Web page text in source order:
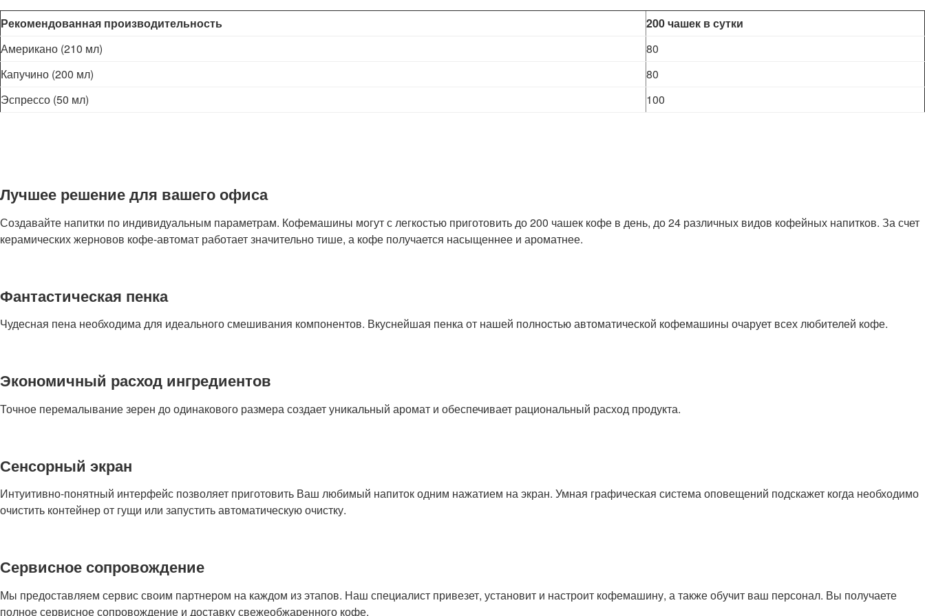
Рекомендованная производительность
200 чашек в сутки
Американо (210 мл)
80
Капучино (200 мл)
80
Эспрессо (50 мл)
100
Лучшее решение для вашего офиса
Создавайте напитки по индивидуальным параметрам. Кофемашины могут с легкостью приготовить до 200 чашек кофе в день, до 24 различных видов кофейных напитков. За счет
керамических жерновов кофе-автомат работает значительно тише, а кофе получается насыщеннее и ароматнее.
Фантастическая пенка
Чудесная пена необходима для идеального смешивания компонентов. Вкуснейшая пенка от нашей полностью автоматической кофемашины очарует всех любителей кофе.
Экономичный расход ингредиентов
Точное перемалывание зерен до одинакового размера создает уникальный аромат и обеспечивает рациональный расход продукта.
Сенсорный экран
Интуитивно-понятный интерфейс позволяет приготовить Ваш любимый напиток одним нажатием на экран. Умная графическая система оповещений подскажет когда необходимо
очистить контейнер от гущи или запустить автоматическую очистку.
Сервисное сопровождение
Мы предоставляем сервис своим партнером на каждом из этапов. Наш специалист привезет, установит и настроит кофемашину, а также обучит ваш персонал. Вы получаете
полное сервисное сопровождение и доставку свежеобжаренного кофе.